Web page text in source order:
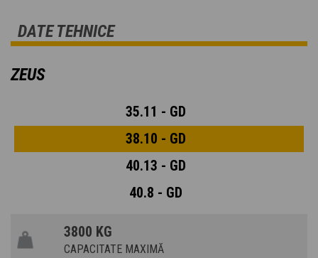
DATE TEHNICE
ZEUS
35.11 - GD
38.10 - GD
40.13 - GD
40.8 - GD
3800 KG
CAPACITATE MAXIMĂ